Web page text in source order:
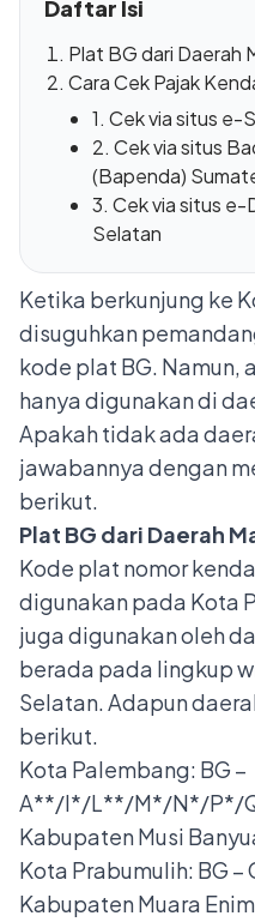
Daftar Isi
Plat BG dari Daerah
Cara Cek Pajak
1. Cek via situs e-
2. Cek via situs
(Bapenda)
3. Cek via situs
Selatan
Ketika berkunjung ke
disuguhkan
kode plat BG. Namun,
hanya digunakan di
Apakah tidak ada
jawabannya dengan
berikut.
Plat BG dari Daerah
Kode plat nomor
digunakan pada Kota
juga digunakan oleh
berada pada lingkup
Selatan. Adapun
berikut.
Kota Palembang: BG –
A**/I*/L**/M*/N*/P*/
Kabupaten Musi
Kota Prabumulih: BG
Kabupaten Muara